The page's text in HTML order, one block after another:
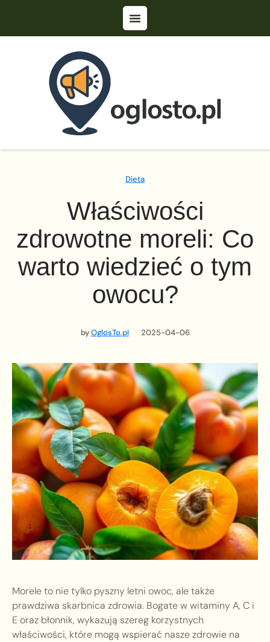
Dieta
Właściwości
zdrowotne moreli: Co
warto wiedzieć o tym
owocu?
byOglosTo.pl 2025-04-06
Morele to nie tylko pyszny letni owoc, ale także
prawdziwa skarbnica zdrowia. Bogate w witaminy A, C i
E oraz błonnik, wykazują szereg korzystnych
właściwości, które mogą wspierać nasze zdrowie na